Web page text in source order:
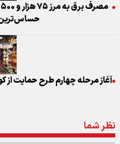
آغاز مرحله چهارم طرح حمایت از
نظر شما